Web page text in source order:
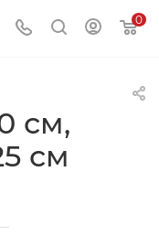
0
см,
см